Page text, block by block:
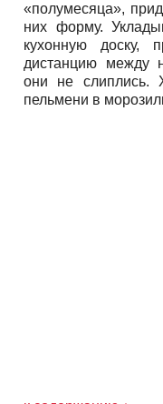
«полумесяца»,
них форму.
кухонную доску,
дистанцию между
они не слиплись.
пельмени в